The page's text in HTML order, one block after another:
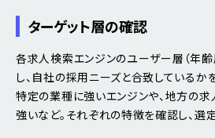
ターゲット層の確認
各求人検索エンジンのユーザー層（年齢
し、自社の採用ニーズと合致しているか
特定の業種に強いエンジンや、地方の
強いなど。それぞれの特徴を確認し、選